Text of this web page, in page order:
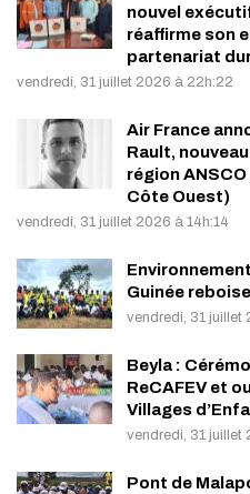
nouvel
réaffirme son
partenariat
vendredi, 31 juillet 2026 à 22h:22
Air France
Rault,
région
Côte Ouest)
vendredi, 31 juillet 2026 à 14h:14
Guinée
vendredi, 31 juillet
Beyla :
ReCAFEV et
Villages
vendredi, 31 juillet
Pont de